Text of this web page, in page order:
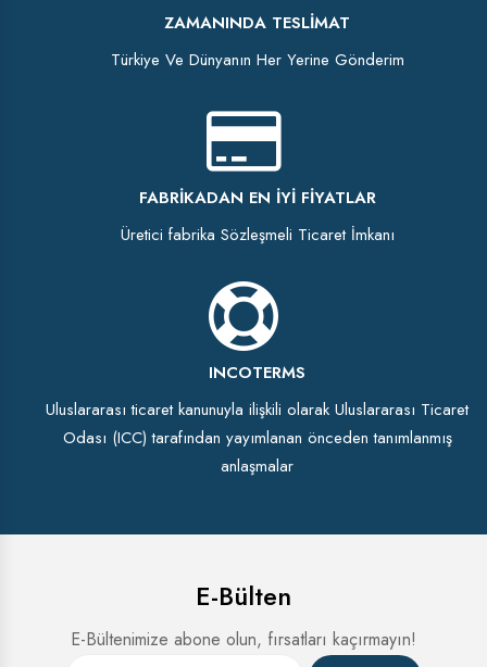
ZAMANINDA TESLIMAT
Türkiye Ve Dünyanın Her Yerine Gönderim
FABRIKADAN EN İYI FIYATLAR
Üretici fabrika Sözleşmeli Ticaret İmkanı
INCOTERMS
Uluslararası ticaret kanunuyla ilişkili olarak Uluslararası Ticaret
Odası (ICC) tarafından yayımlanan önceden tanımlanmış
anlaşmalar
E-Bülten
E-Bültenimize abone olun, fırsatları kaçırmayın!